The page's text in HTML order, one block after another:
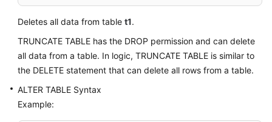
SDK
Reference
Practices
Performance
White
Deletes all data from table t1.
TRUNCATE TABLE has the DROP permission and can delete
all data from a table. In logic, TRUNCATE TABLE is similar to
the DELETE statement that can delete all rows from a table.
ALTER TABLE Syntax
Example: